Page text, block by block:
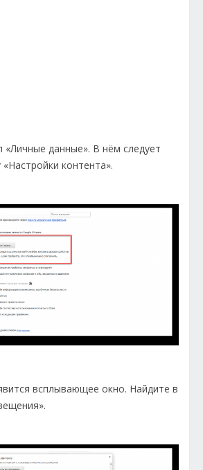
«Личные данные». В нём следует
контента».
всплывающее окно. Найдите в